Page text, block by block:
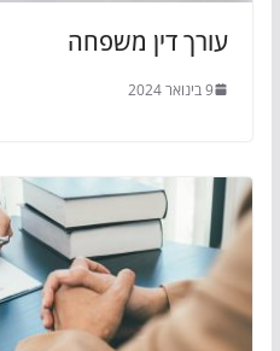
עורך דין משפחה
9 בינואר 2024